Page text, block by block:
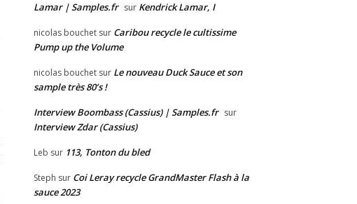
Lamar | Samples.fr sur Kendrick Lamar, I
nicolas bouchet sur Caribou recycle le cultissime
Pump up the Volume
nicolas bouchet sur Le nouveau Duck Sauce et son
sample très 80’s !
Interview Boombass (Cassius) | Samples.fr sur
Interview Zdar (Cassius)
Leb sur 113, Tonton du bled
Steph sur Coi Leray recycle GrandMaster Flash à la
sauce 2023